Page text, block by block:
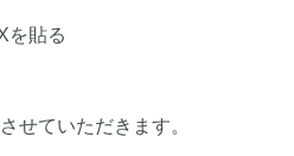
を貼る
せていただきます。